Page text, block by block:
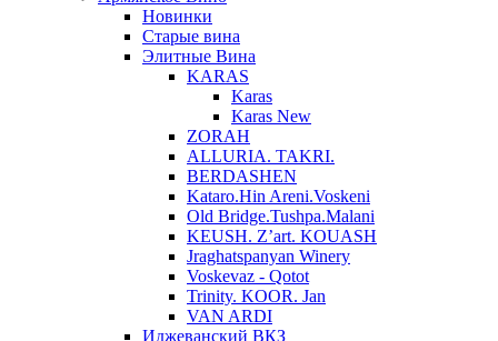
Новинки
Старые вина
Элитные Вина
KARAS
Karas
Karas New
ZORAH
ALLURIA. TAKRI.
BERDASHEN
Kataro.Hin Areni.Voskeni
Old Bridge.Tushpa.Malani
KEUSH. Z’art. KOUASH
Jraghatspanyan Winery
Voskevaz - Qotot
Trinity. KOOR. Jan
VAN ARDI
Иджеванский ВКЗ